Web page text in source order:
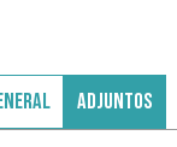
ADJUNTOS